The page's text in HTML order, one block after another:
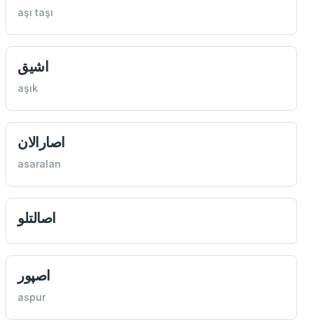
aşı taşı
اشيق
aşık
اصارالان
asaralan
اصالتلو
اصپور
aspur